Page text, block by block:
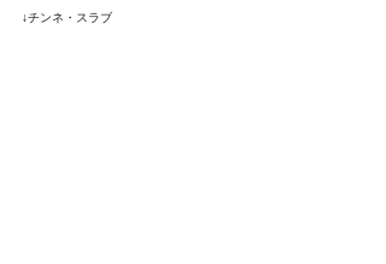
↓チンネ・スラブ